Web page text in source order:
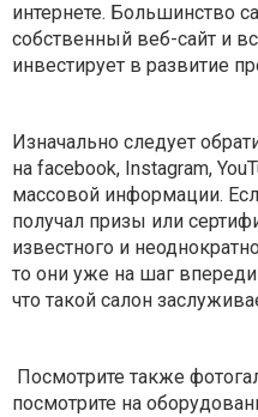
интернете. Большинство
собственный веб-сайт и
инвестирует в развитие
Изначально следует
на facebook, Instagram,
массовой информации.
получал призы или
известного и
то они уже на шаг впереди
что такой салон
Посмотрите также
посмотрите на